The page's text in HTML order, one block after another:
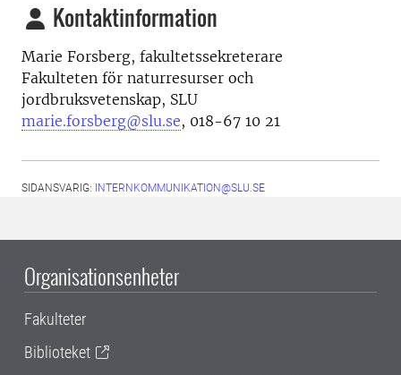
Kontaktinformation
Marie Forsberg, fakultetssekreterare
Fakulteten för naturresurser och
jordbruksvetenskap, SLU
marie.forsberg@slu.se, 018-67 10 21
SIDANSVARIG: INTERNKOMMUNIKATION@SLU.SE
Organisationsenheter
Fakulteter
Biblioteket